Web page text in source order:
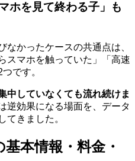
ホを見て終わる子」も
なかったケースの共通点は、
スマホを触っていた」「高速
です。
中していなくても流れ続けま
逆効果になる場面を、データ
てきました。
本情報・料金・